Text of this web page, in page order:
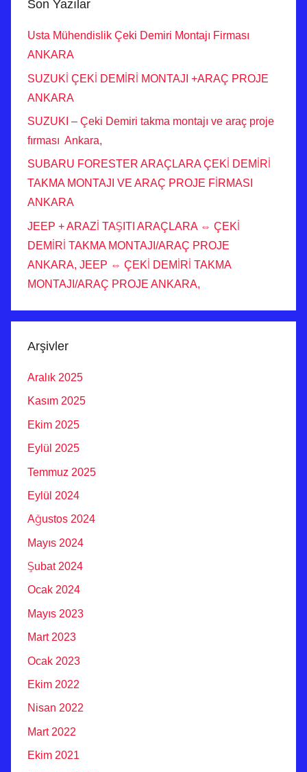
Son Yazılar
Usta Mühendislik Çeki Demiri Montajı Firması
ANKARA
SUZUKİ ÇEKİ DEMİRİ MONTAJI +ARAÇ PROJE
ANKARA
SUZUKI – Çeki Demiri takma montajı ve araç proje
fırması Ankara,
SUBARU FORESTER ARAÇLARA ÇEKİ DEMİRİ
TAKMA MONTAJI VE ARAÇ PROJE FİRMASI
ANKARA
JEEP + ARAZİ TAŞITI ARAÇLARA ⇔ ÇEKİ
DEMİRİ TAKMA MONTAJI/ARAÇ PROJE
ANKARA, JEEP ⇔ ÇEKİ DEMİRİ TAKMA
MONTAJI/ARAÇ PROJE ANKARA,
Arşivler
Aralık 2025
Kasım 2025
Ekim 2025
Eylül 2025
Temmuz 2025
Eylül 2024
Ağustos 2024
Mayıs 2024
Şubat 2024
Ocak 2024
Mayıs 2023
Mart 2023
Ocak 2023
Ekim 2022
Nisan 2022
Mart 2022
Ekim 2021